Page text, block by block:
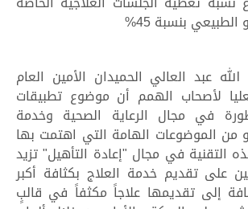
بنسبة 45%
عبد العالي الحميدان الأمين العام
لأصحاب الهمم أن موضوع تطبيقات
في مجال الرعاية الصحية وخدمة
من الموضوعات الهامة التي اهتمت بها
التقنية في مجال "إعادة التأهيل" تزيد
على تقديم خدمة العلاج بكثافة أكبر
إلى تقديمها علاجاً مكثفاً في قالبٍ